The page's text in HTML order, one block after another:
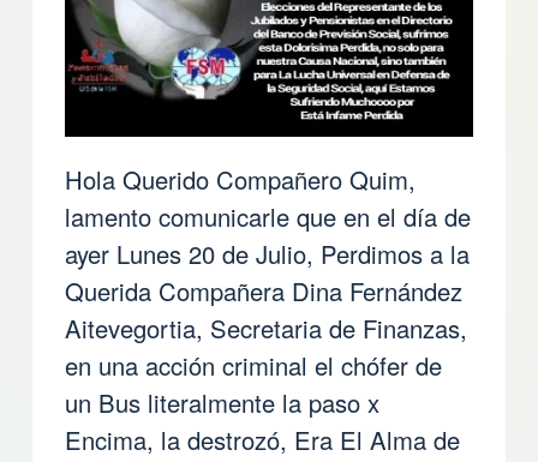
Hola Querido Compañero Quim,
lamento comunicarle que en el día de
ayer Lunes 20 de Julio, Perdimos a la
Querida Compañera Dina Fernández
Aitevegortia, Secretaria de Finanzas,
en una acción criminal el chófer de
un Bus literalmente la paso x
Encima, la destrozó, Era El Alma de